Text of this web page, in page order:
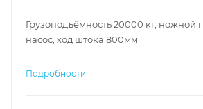
Грузоподъёмность 20000 кг, ножной
насос, ход штока 800мм
Подробности